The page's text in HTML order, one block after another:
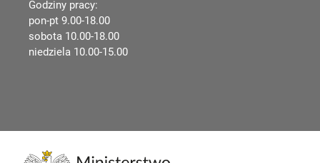
Godziny pracy:
pon-pt 9.00-18.00
sobota 10.00-18.00
niedziela 10.00-15.00